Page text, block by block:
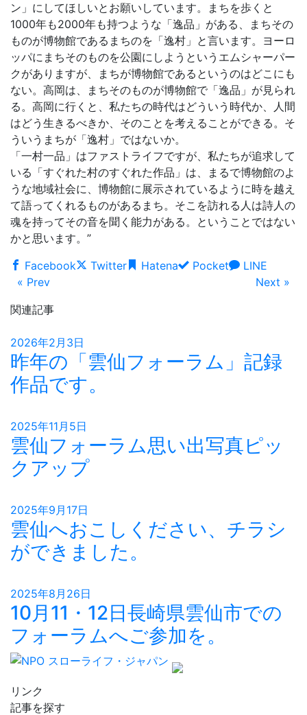
ン」にしてほしいとお願いしています。まちを歩くと
1000年も2000年も持つような「逸品」がある、まちその
ものが博物館であるまちのを「逸村」と言います。ヨーロ
ッパにまちそのものを公園にしようというエムシャーパー
クがありますが、まちが博物館であるというのはどこにも
ない。高岡は、まちそのものが博物館で「逸品」が見られ
る。高岡に行くと、私たちの時代はどういう時代か、人間
はどう生きるべきか、そのことを考えることができる。そ
ういうまちが「逸村」ではないか。
「一村一品」はファストライフですが、私たちが追求して
いる「すぐれた村のすぐれた作品」は、まるで博物館のよ
うな地域社会に、博物館に展示されているように時を越え
て語ってくれるものがあるまち。そこを訪れる人は詩人の
魂を持ってその音を聞く能力がある。ということではない
かと思います。”
Facebook
Twitter Hatena Pocket
LINE
« Prev
Next »
関連記事
2026年2月3日
昨年の「雲仙フォーラム」記録
作品です。
2025年11月5日
雲仙フォーラム思い出写真ピッ
クアップ
2025年9月17日
雲仙へおこしください、チラシ
ができました。
2025年8月26日
10月11・12日長崎県雲仙市での
フォーラムへご参加を。
リンク
記事を探す